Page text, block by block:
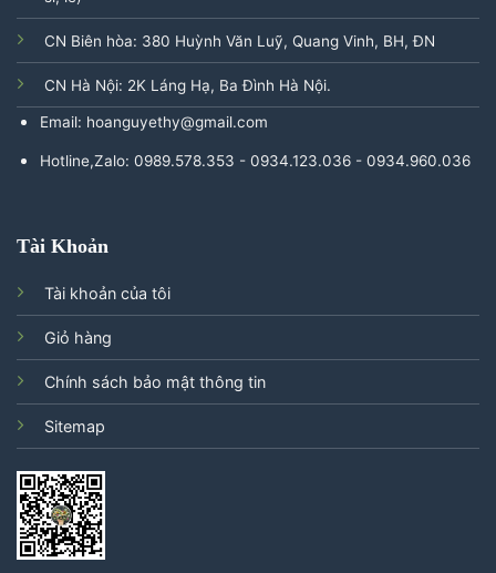
CN Biên hòa: 380 Huỳnh Văn Luỹ, Quang Vinh, BH, ĐN
CN Hà Nội: 2K Láng Hạ, Ba Đình Hà Nội.
Email: hoanguyethy@gmail.com
Hotline,Zalo: 0989.578.353 - 0934.123.036 - 0934.960.036
Tài Khoản
Tài khoản của tôi
Giỏ hàng
Chính sách bảo mật thông tin
Sitemap